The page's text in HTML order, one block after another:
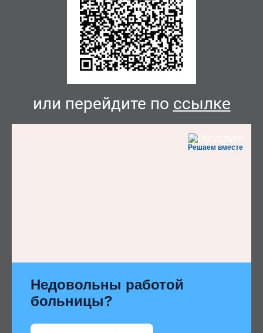
или перейдите по ссылке
Решаем вместе
Недовольны работой
больницы?